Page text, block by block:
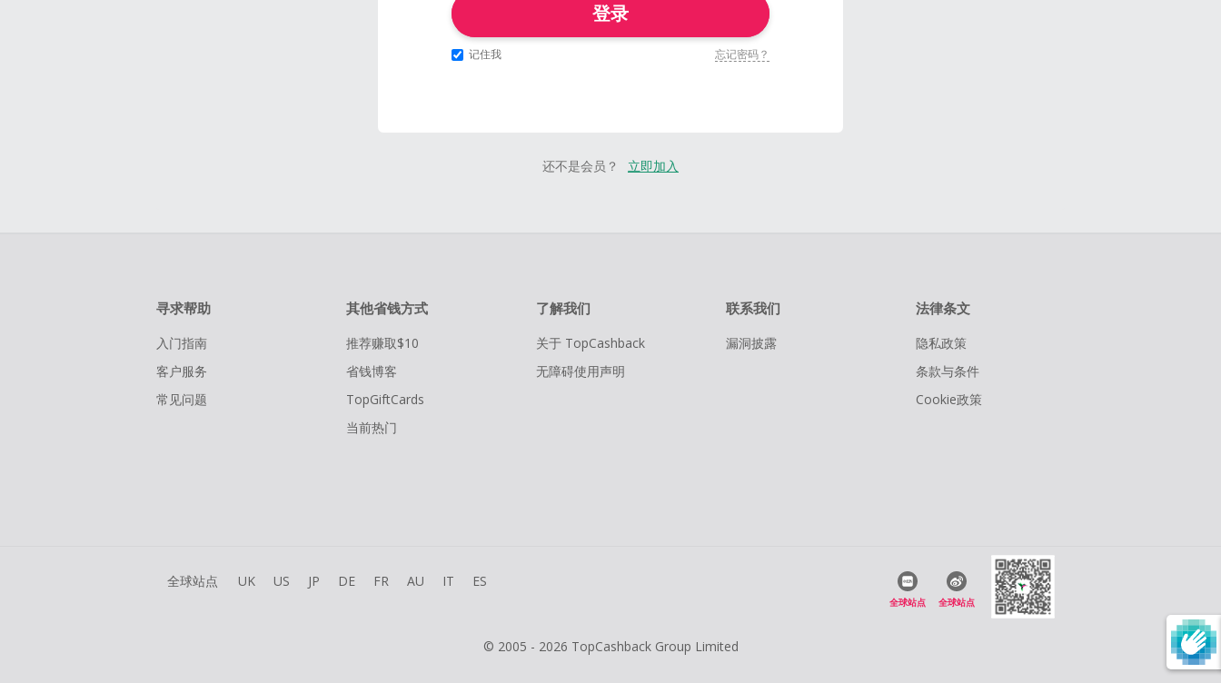
登录
记住我 忘记密码？
还不是会员？ 立即加入
寻求帮助
入门指南
客户服务
常见问题
其他省钱方式
推荐赚取$10
省钱博客
TopGiftCards
当前热门
了解我们
关于 TopCashback
无障碍使用声明
联系我们
漏洞披露
法律条文
隐私政策
条款与条件
Cookie政策
全球站点 UK US JP DE FR AU IT ES
全球站点 全球站点
© 2005 - 2026 TopCashback Group Limited